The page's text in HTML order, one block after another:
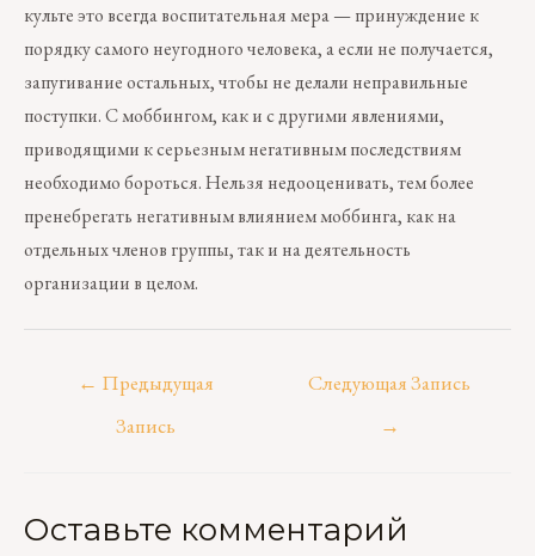
культе это всегда воспитательная мера — принуждение к
порядку самого неугодного человека, а если не получается,
запугивание остальных, чтобы не делали неправильные
поступки. С моббингом, как и с другими явлениями,
приводящими к серьезным негативным последствиям
необходимо бороться. Нельзя недооценивать, тем более
пренебрегать негативным влиянием моббинга, как на
отдельных членов группы, так и на деятельность
организации в целом.
← Предыдущая
Запись
Следующая Запись
→
Оставьте комментарий